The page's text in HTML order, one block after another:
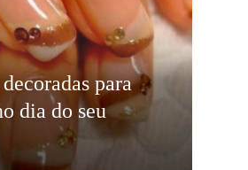
para
dia do seu